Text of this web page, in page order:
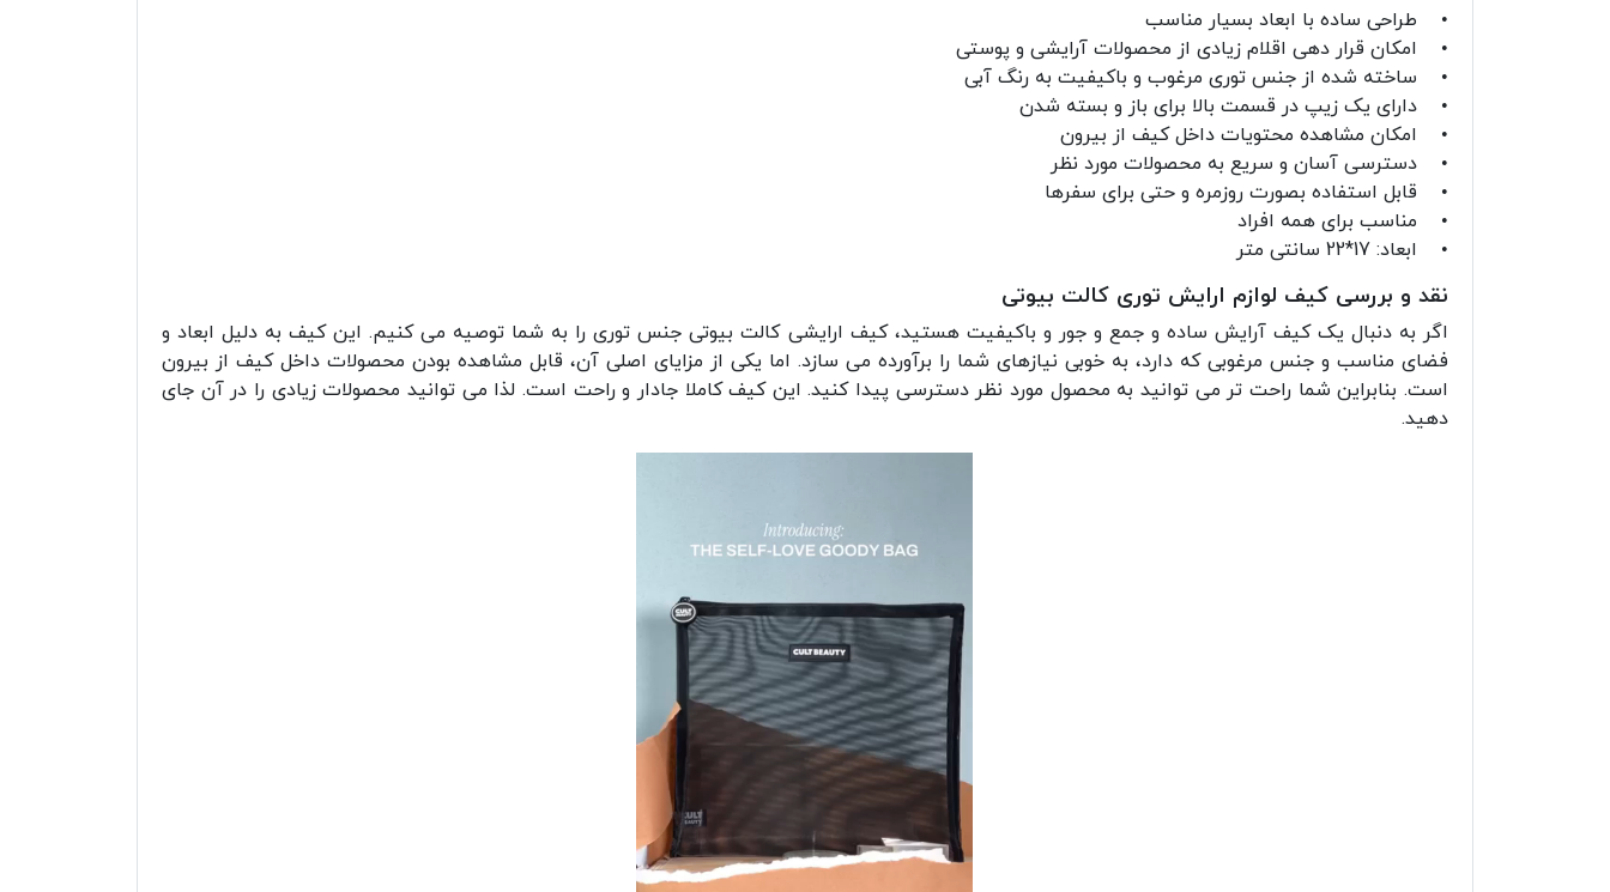
• طراحی ساده با ابعاد بسیار مناسب
• امکان قرار دهی اقلام زیادی از محصولات آرایشی و پوستی
• ساخته شده از جنس توری مرغوب و باکیفیت به رنگ آبی
• دارای یک زیپ در قسمت بالا برای باز و بسته شدن
• امکان مشاهده محتویات داخل کیف از بیرون
• دسترسی آسان و سریع به محصولات مورد نظر
• قابل استفاده بصورت روزمره و حتی برای سفرها
• مناسب برای همه افراد
• ابعاد: 17*22 سانتی متر
نقد و بررسی کیف لوازم ارایش توری کالت بیوتی
اگر به دنبال یک کیف آرایش ساده و جمع و جور و باکیفیت هستید، کیف ارایشی کالت بیوتی جنس توری را به شما توصیه می کنیم. این کیف به دلیل ابعاد و
فضای مناسب و جنس مرغوبی که دارد، به خوبی نیازهای شما را برآورده می سازد. اما یکی از مزایای اصلی آن، قابل مشاهده بودن محصولات داخل کیف از بیرون
است. بنابراین شما راحت تر می توانید به محصول مورد نظر دسترسی پیدا کنید. این کیف کاملا جادار و راحت است. لذا می توانید محصولات زیادی را در آن جای
دهید.